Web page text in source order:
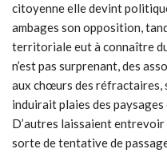
citoyenne elle devint
ambages son opposition,
territoriale eut à connaître
n’est pas surprenant, des
aux chœurs des réfractaires,
induirait plaies des
D’autres laissaient
sorte de tentative de